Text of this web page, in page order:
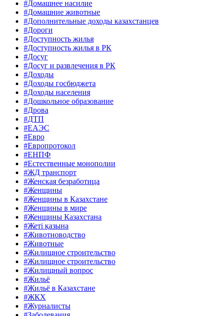
#Домашнее насилие
#Домашние животные
#Дополнительные доходы казахстанцев
#Дороги
#Доступность жилья
#Доступность жилья в РК
#Досуг
#Досуг и развлечения в РК
#Доходы
#Доходы госбюджета
#Доходы населения
#Дошкольное образование
#Дрова
#ДТП
#ЕАЭС
#Евро
#Европротокол
#ЕНПФ
#Естественные монополии
#ЖД транспорт
#Женская безработица
#Женщины
#Женщины в Казахстане
#Женщины в мире
#Женщины Казахстана
#Жеті қазына
#Животноводство
#Животные
#Жилищное строительство
#Жилищное строительство
#Жилищный вопрос
#Жильё
#Жильё в Казахстане
#ЖКХ
#Журналисты